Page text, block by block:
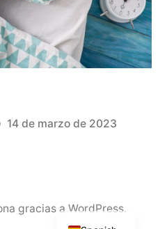
14 de marzo de 2023
gracias a WordPress.
English